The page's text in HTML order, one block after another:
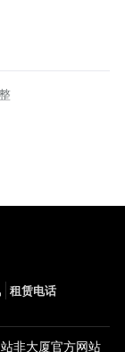
租赁电话
非大厦官方网站